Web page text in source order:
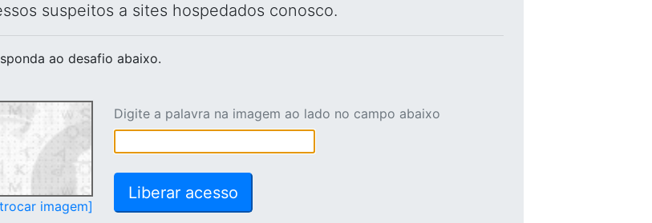
suspeitos a sites hospedados conosco.
ao desafio abaixo.
imagem]
Digite a palavra na imagem ao lado no campo abaixo